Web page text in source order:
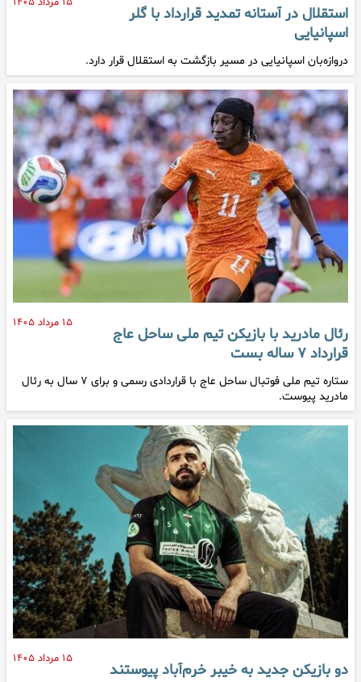
استقلال در آستانه تمدید قرارداد با گلر
اسپانیایی
دروازه‌بان اسپانیایی در مسیر بازگشت به استقلال قرار دارد.
۱۵ مرداد ۱۴۰۵
رئال مادرید با بازیکن تیم ملی ساحل عاج
قرارداد ۷ ساله بست
ستاره تیم ملی فوتبال ساحل عاج با قراردادی رسمی و برای ۷ سال به رئال
مادرید پیوست.
۱۵ مرداد ۱۴۰۵
دو بازیکن جدید به خیبر خرم‌آباد پیوستند